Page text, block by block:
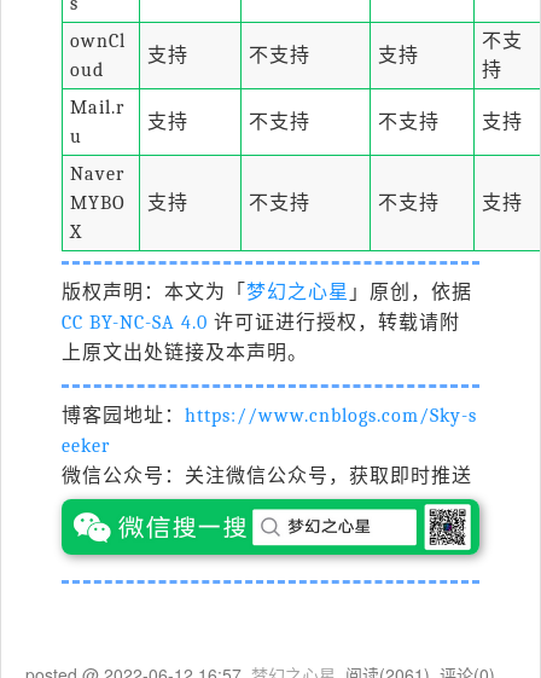
ownCl
oud
支持 不支持 支持
不支
持
Mail.r
u
支持 不支持 不支持 支持
Naver
MYBO
X
支持 不支持 不支持 支持
版权声明：本文为「 梦幻之心星 」原创，依据
CC BY-NC-SA 4.0 许可证进行授权，转载请附
上原文出处链接及本声明。
博客园地址： https://www.cnblogs.com/Sky-s
eeker
微信公众号：关注微信公众号，获取即时推送